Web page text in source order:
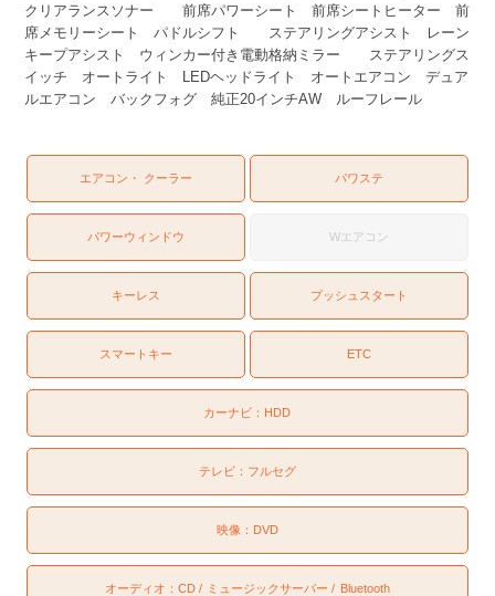
クリアランスソナー 前席パワーシート 前席シートヒーター 前
席メモリーシート パドルシフト ステアリングアシスト レーン
キープアシスト ウィンカー付き電動格納ミラー ステアリングス
イッチ オートライト LEDヘッドライト オートエアコン デュア
ルエアコン バックフォグ 純正20インチAW ルーフレール
エアコン・ クーラー パワステ
パワーウィンドウ Wエアコン
キーレス プッシュスタート
スマートキー ETC
カーナビ： HDD
テレビ： フルセグ
映像： DVD
オーディオ：CD ミュージックサーバー Bluetooth